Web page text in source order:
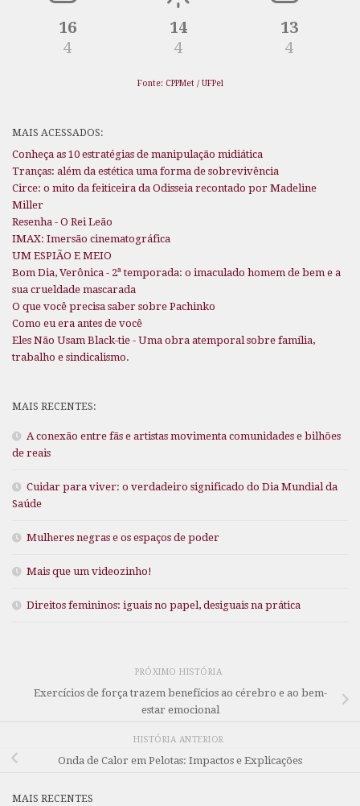
16
4
14
4
13
4
Fonte: CPPMet / UFPel
MAIS ACESSADOS:
Conheça as 10 estratégias de manipulação midiática
Tranças: além da estética uma forma de sobrevivência
Circe: o mito da feiticeira da Odisseia recontado por Madeline
Miller
Resenha - O Rei Leão
IMAX: Imersão cinematográfica
UM ESPIÃO E MEIO
Bom Dia, Verônica - 2ª temporada: o imaculado homem de bem e a
sua crueldade mascarada
O que você precisa saber sobre Pachinko
Como eu era antes de você
Eles Não Usam Black-tie - Uma obra atemporal sobre família,
trabalho e sindicalismo.
MAIS RECENTES:
A conexão entre fãs e artistas movimenta comunidades e bilhões
de reais
Cuidar para viver: o verdadeiro significado do Dia Mundial da
Saúde
Mulheres negras e os espaços de poder
Mais que um videozinho!
Direitos femininos: iguais no papel, desiguais na prática
PRÓXIMO HISTÓRIA
Exercícios de força trazem benefícios ao cérebro e ao bem-
estar emocional
HISTÓRIA ANTERIOR
Onda de Calor em Pelotas: Impactos e Explicações
MAIS RECENTES